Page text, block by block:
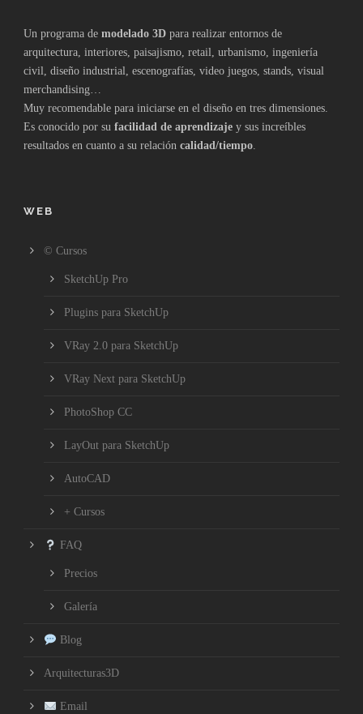
Un programa de modelado 3D para realizar entornos de
arquitectura, interiores, paisajismo, retail, urbanismo, ingeniería
civil, diseño industrial, escenografías, video juegos, stands, visual
merchandising…
Muy recomendable para iniciarse en el diseño en tres dimensiones.
Es conocido por su facilidad de aprendizaje y sus increíbles
resultados en cuanto a su relación calidad/tiempo.
WEB
© Cursos
SketchUp Pro
Plugins para SketchUp
VRay 2.0 para SketchUp
VRay Next para SketchUp
PhotoShop CC
LayOut para SketchUp
AutoCAD
+ Cursos
FAQ
Precios
Galería
Blog
Arquitecturas3D
Email